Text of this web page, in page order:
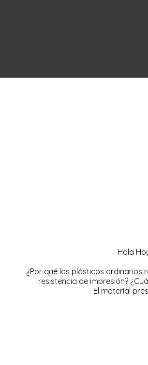
Hola
¿Por qué los plásticos
resistencia de impresión?
El material